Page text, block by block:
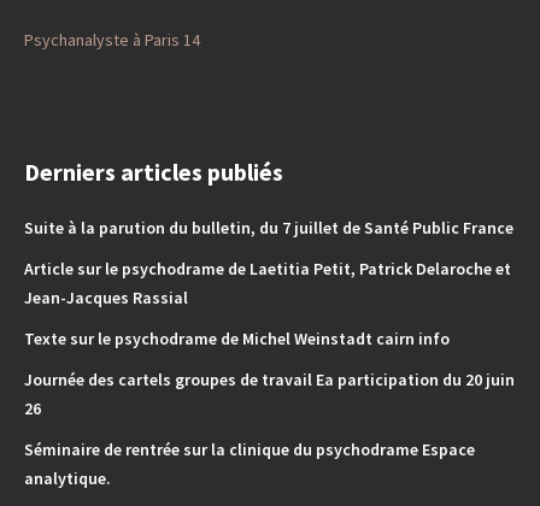
Psychanalyste à Paris 14
Derniers articles publiés
Suite à la parution du bulletin, du 7 juillet de Santé Public France
Article sur le psychodrame de Laetitia Petit, Patrick Delaroche et
Jean-Jacques Rassial
Texte sur le psychodrame de Michel Weinstadt cairn info
Journée des cartels groupes de travail Ea participation du 20 juin
26
Séminaire de rentrée sur la clinique du psychodrame Espace
analytique.